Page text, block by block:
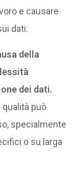
e causare
dati.
della
dei dati.
qualità può
specialmente
o su larga